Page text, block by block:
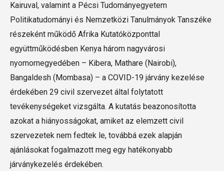
Kairuval, valamint a Pécsi Tudományegyetem
Politikatudományi és Nemzetközi Tanulmányok Tanszéke
részeként működő Afrika Kutatóközponttal
együttműködésben Kenya három nagyvárosi
nyomornegyedében – Kibera, Mathare (Nairobi),
Bangaldesh (Mombasa) – a COVID-19 járvány kezelése
érdekében 29 civil szervezet által folytatott
tevékenységeket vizsgálta. A kutatás beazonosította
azokat a hiányosságokat, amiket az elemzett civil
szervezetek nem fedtek le, továbbá ezek alapján
ajánlásokat fogalmazott meg egy hatékonyabb
járványkezelés érdekében.